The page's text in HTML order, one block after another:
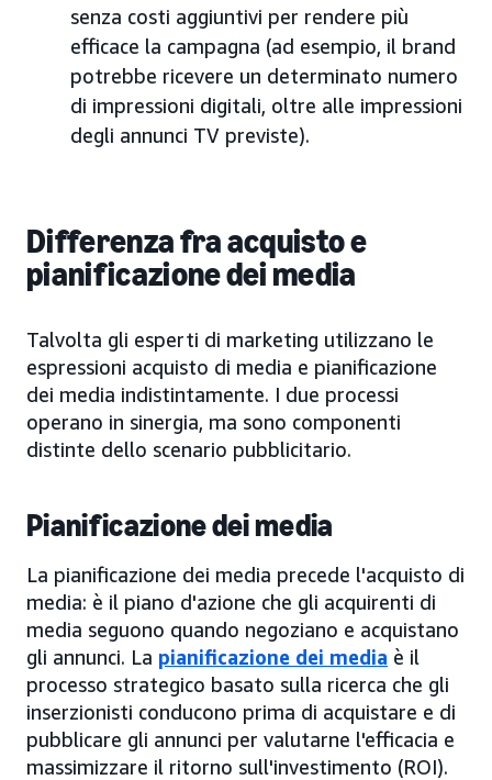
senza costi aggiuntivi per rendere più
efficace la campagna (ad esempio, il brand
potrebbe ricevere un determinato numero
di impressioni digitali, oltre alle impressioni
degli annunci TV previste).
Differenza fra acquisto e
pianificazione dei media
Talvolta gli esperti di marketing utilizzano le
espressioni acquisto di media e pianificazione
dei media indistintamente. I due processi
operano in sinergia, ma sono componenti
distinte dello scenario pubblicitario.
Pianificazione dei media
La pianificazione dei media precede l'acquisto di
media: è il piano d'azione che gli acquirenti di
media seguono quando negoziano e acquistano
gli annunci. La pianificazione dei media è il
processo strategico basato sulla ricerca che gli
inserzionisti conducono prima di acquistare e di
pubblicare gli annunci per valutarne l'efficacia e
massimizzare il ritorno sull'investimento (ROI).